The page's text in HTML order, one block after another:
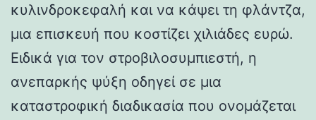
κυλινδροκεφαλή και να κάψει τη φλάντζα,
μια επισκευή που κοστίζει χιλιάδες ευρώ.
Ειδικά για τον στροβιλοσυμπιεστή, η
ανεπαρκής ψύξη οδηγεί σε μια
καταστροφική διαδικασία που ονομάζεται